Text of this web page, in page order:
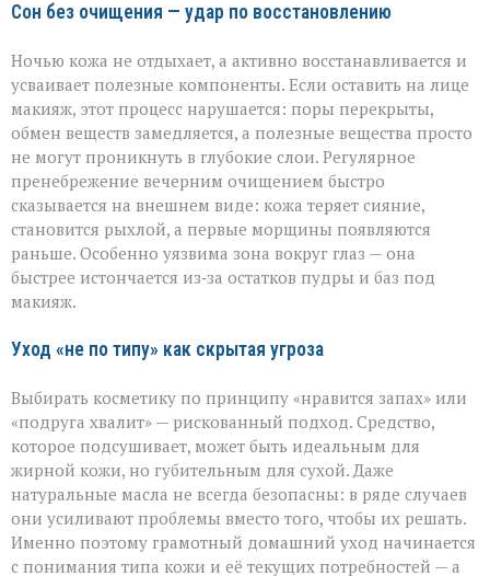
Сон без очищения — удар по восстановлению
Ночью кожа не отдыхает, а активно восстанавливается и
усваивает полезные компоненты. Если оставить на лице
макияж, этот процесс нарушается: поры перекрыты,
обмен веществ замедляется, а полезные вещества просто
не могут проникнуть в глубокие слои. Регулярное
пренебрежение вечерним очищением быстро
сказывается на внешнем виде: кожа теряет сияние,
становится рыхлой, а первые морщины появляются
раньше. Особенно уязвима зона вокруг глаз — она
быстрее истончается из‑за остатков пудры и баз под
макияж.
Уход «не по типу» как скрытая угроза
Выбирать косметику по принципу «нравится запах» или
«подруга хвалит» — рискованный подход. Средство,
которое подсушивает, может быть идеальным для
жирной кожи, но губительным для сухой. Даже
натуральные масла не всегда безопасны: в ряде случаев
они усиливают проблемы вместо того, чтобы их решать.
Именно поэтому грамотный домашний уход начинается
с понимания типа кожи и её текущих потребностей — а